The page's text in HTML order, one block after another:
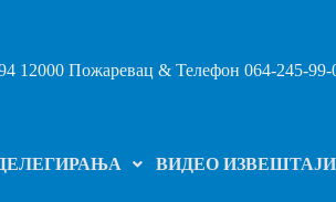
12000 Пожаревац & Телефон 064-245-99-
ВИДЕО ИЗВЕШТАЈИ